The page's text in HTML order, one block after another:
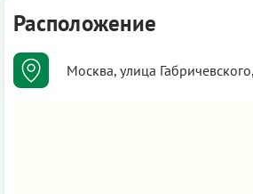
Расположение
Москва, улица